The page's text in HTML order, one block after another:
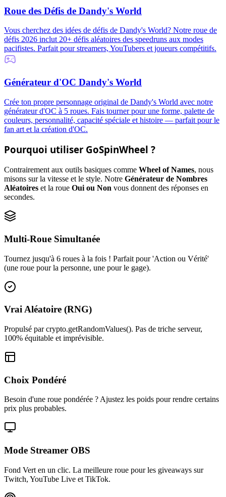
Roue des Défis de Dandy's World
Vous cherchez des idées de défis de Dandy's World? Notre roue de
défis 2026 inclut 20+ défis aléatoires des speedruns aux modes
pacifistes. Parfait pour streamers, YouTubers et joueurs compétitifs.
Générateur d'OC Dandy's World
Crée ton propre personnage original de Dandy's World avec notre
générateur d'OC à 5 roues. Fais tourner pour une forme, palette de
couleurs, personnalité, capacité spéciale et histoire — parfait pour le
fan art et la création d'OC.
Pourquoi utiliser GoSpinWheel ?
Contrairement aux outils basiques comme Wheel of Names, nous
misons sur la vitesse et le style. Notre Générateur de Nombres
Aléatoires et la roue Oui ou Non vous donnent des réponses en
secondes.
Multi-Roue Simultanée
Tournez jusqu'à 6 roues à la fois ! Parfait pour 'Action ou Vérité'
(une roue pour la personne, une pour le gage).
Vrai Aléatoire (RNG)
Propulsé par crypto.getRandomValues(). Pas de triche serveur,
100% équitable et imprévisible.
Choix Pondéré
Besoin d'une roue pondérée ? Ajustez les poids pour rendre certains
prix plus probables.
Mode Streamer OBS
Fond Vert en un clic. La meilleure roue pour les giveaways sur
Twitch, YouTube Live et TikTok.